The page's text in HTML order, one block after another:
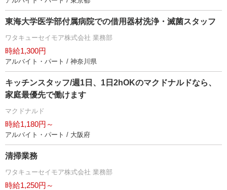
東海大学医学部付属病院での借用器材洗浄・滅菌スタッフ
ワタキューセイモア株式会社 業務部
時給1,300円
アルバイト・パート / 神奈川県
キッチンスタッフ/週1日、1日2hOKのマクドナルドなら、
家庭最優先で働けます
マクドナルド
時給1,180円～
アルバイト・パート / 大阪府
清掃業務
ワタキューセイモア株式会社 業務部
時給1,250円～